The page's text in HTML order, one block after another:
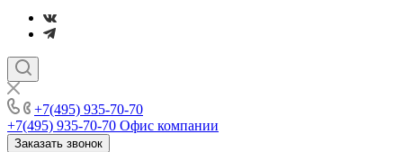
+7(495) 935-70-70
+7(495) 935-70-70 Офис компании
Заказать звонок